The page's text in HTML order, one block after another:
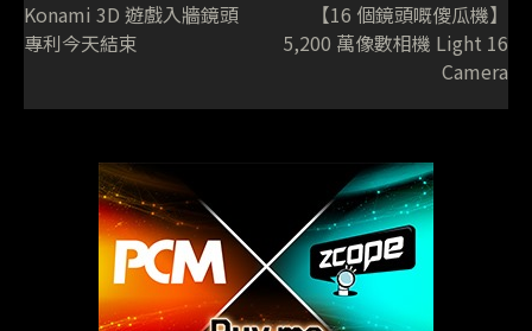
Konami 3D 遊戲入牆鏡頭
專利今天結束
【16 個鏡頭嘅傻瓜機】
5,200 萬像數相機 Light 16
Camera